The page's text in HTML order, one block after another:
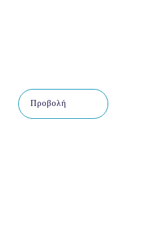
Προβολή